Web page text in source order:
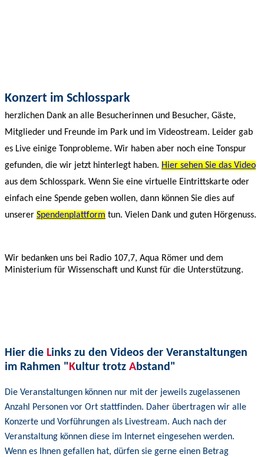
Konzert im Schlosspark
herzlichen Dank an alle Besucherinnen und Besucher, Gäste,
Mitglieder und Freunde im Park und im Videostream. Leider gab
es Live einige Tonprobleme. Wir haben aber noch eine Tonspur
gefunden, die wir jetzt hinterlegt haben. Hier sehen Sie das Video
aus dem Schlosspark. Wenn Sie eine virtuelle Eintrittskarte oder
einfach eine Spende geben wollen, dann können Sie dies auf
unserer Spendenplattform tun. Vielen Dank und guten Hörgenuss.
Wir bedanken uns bei Radio 107,7, Aqua Römer und dem
Ministerium für Wissenschaft und Kunst für die Unterstützung.
Hier die Links zu den Videos der Veranstaltungen
im Rahmen " Kultur trotz Abstand"
Die Veranstaltungen können nur mit der jeweils zugelassenen
Anzahl Personen vor Ort stattfinden. Daher übertragen wir alle
Konzerte und Vorführungen als Livestream. Auch nach der
Veranstaltung können diese im Internet eingesehen werden.
Wenn es Ihnen gefallen hat, dürfen sie gerne einen Betrag